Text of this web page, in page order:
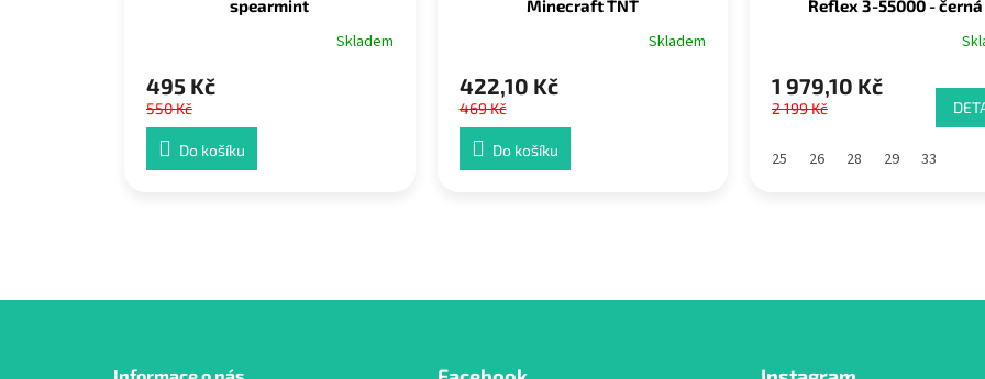
spearmint
Skladem
495 Kč
550 Kč
Do košíku
Minecraft TNT
Skladem
422,10 Kč
469 Kč
Do košíku
Reflex 3-55000 - černá
1 979,10 Kč
2 199 Kč
25 26 28 29 33